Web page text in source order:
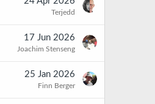
Terjedd
17 Jun 2026
Joachim Stenseng
25 Jan 2026
Finn Berger